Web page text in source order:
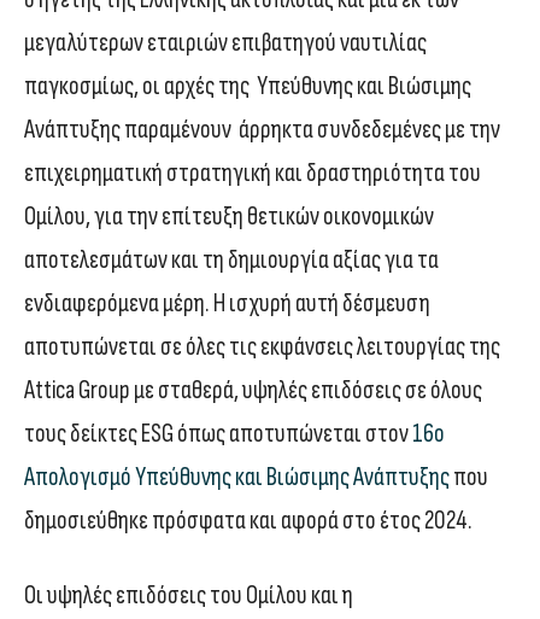
μεγαλύτερων εταιριών επιβατηγού ναυτιλίας
παγκοσμίως, οι αρχές της Υπεύθυνης και Βιώσιμης
Ανάπτυξης παραμένουν άρρηκτα συνδεδεμένες με την
επιχειρηματική στρατηγική και δραστηριότητα του
Ομίλου, για την επίτευξη θετικών οικονομικών
αποτελεσμάτων και τη δημιουργία αξίας για τα
ενδιαφερόμενα μέρη. Η ισχυρή αυτή δέσμευση
αποτυπώνεται σε όλες τις εκφάνσεις λειτουργίας της
Attica Group με σταθερά, υψηλές επιδόσεις σε όλους
τους δείκτες ESG όπως αποτυπώνεται στον16ο
Απολογισμό Υπεύθυνης και Βιώσιμης Ανάπτυξηςπου
δημοσιεύθηκε πρόσφατα και αφορά στο έτος 2024.
Οι υψηλές επιδόσεις του Ομίλου και η